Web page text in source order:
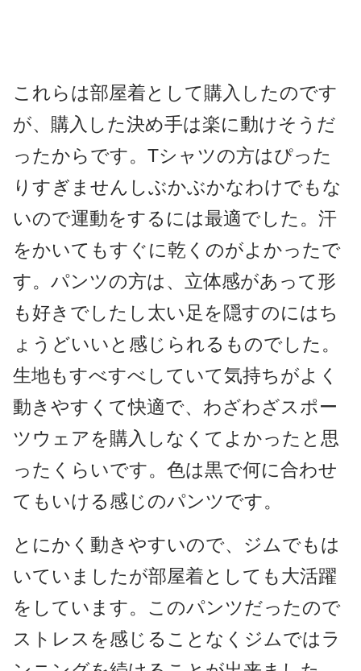
これらは部屋着として購入したのです
が、購入した決め手は楽に動けそうだ
ったからです。Tシャツの方はぴった
りすぎませんしぶかぶかなわけでもな
いので運動をするには最適でした。汗
をかいてもすぐに乾くのがよかったで
す。パンツの方は、立体感があって形
も好きでしたし太い足を隠すのにはち
ょうどいいと感じられるものでした。
生地もすべすべしていて気持ちがよく
動きやすくて快適で、わざわざスポー
ツウェアを購入しなくてよかったと思
ったくらいです。色は黒で何に合わせ
てもいける感じのパンツです。
とにかく動きやすいので、ジムでもは
いていましたが部屋着としても大活躍
をしています。このパンツだったので
ストレスを感じることなくジムではラ